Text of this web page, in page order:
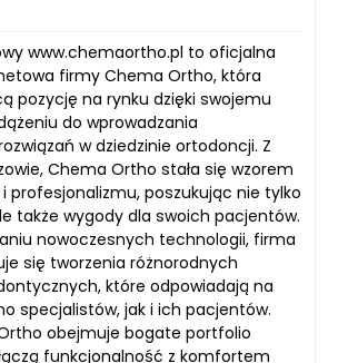
www.chemaortho.pl to oficjalna
firmy Chema Ortho, która
pozycję na rynku dzięki swojemu
do wprowadzania
w dziedzinie ortodoncji. Z
Chema Ortho stała się wzorem
profesjonalizmu, poszukując nie tylko
także wygody dla swoich pacjentów.
nowoczesnych technologii, firma
się tworzenia różnorodnych
które odpowiadają na
specjalistów, jak i ich pacjentów.
obejmuje bogate portfolio
funkcjonalność z komfortem